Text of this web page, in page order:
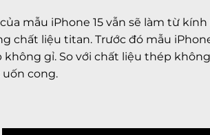
mẫu iPhone 15 vẫn sẽ làm từ
chất liệu titan. Trước đó mẫu
không gỉ. So với chất liệu thép
cong.